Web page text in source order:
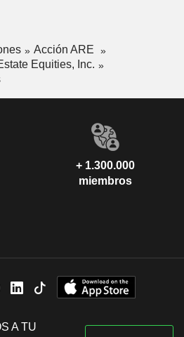
Acción ARE
Equities, Inc.
+ 1.300.000
miembros
A TU